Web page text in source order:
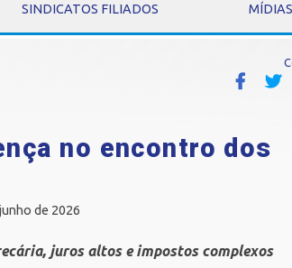
SINDICATOS FILIADOS MÍDIAS
no encontro dos
de 2026
juros altos e impostos complexos